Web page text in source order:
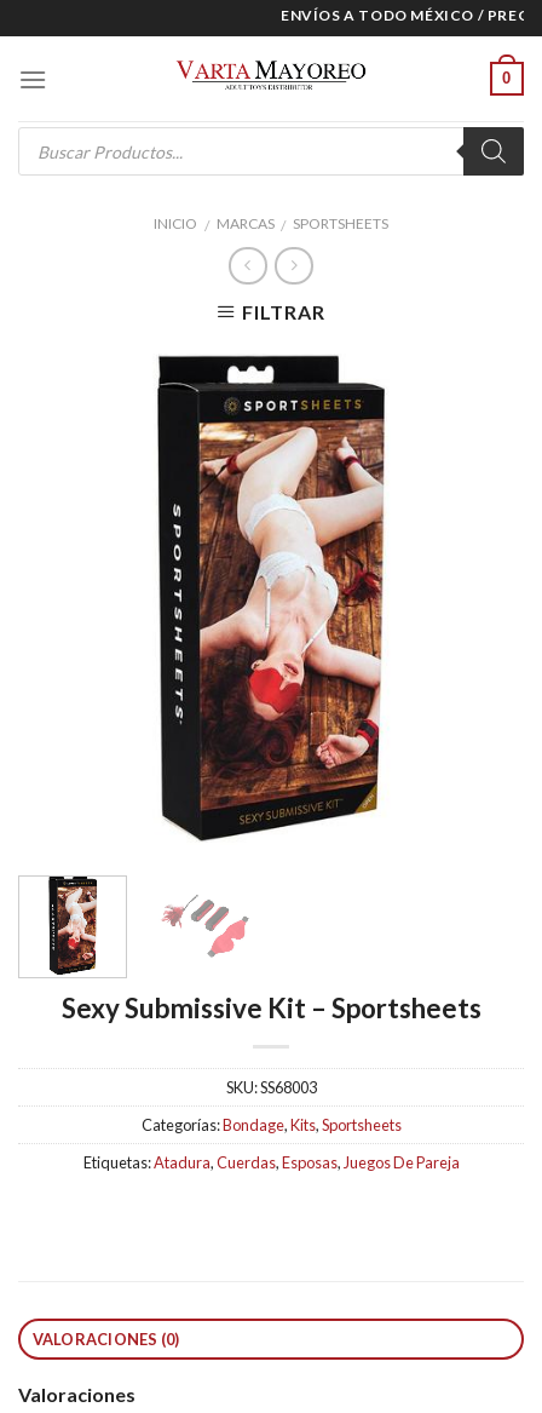
to
content
ENVÍOS A TODO MÉXICO /
0
Products
search
INICIO / MARCAS / SPORTSHEETS
FILTRAR
Sexy Submissive Kit – Sportsheets
SKU:SS68003
Categorías:Bondage,Kits,Sportsheets
Etiquetas:Atadura,Cuerdas,Esposas, Juegos De Pareja
VALORACIONES (0)
Valoraciones